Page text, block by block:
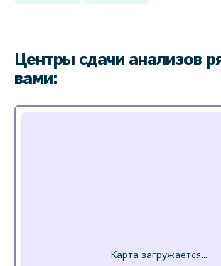
Центры сдачи анализов
вами: